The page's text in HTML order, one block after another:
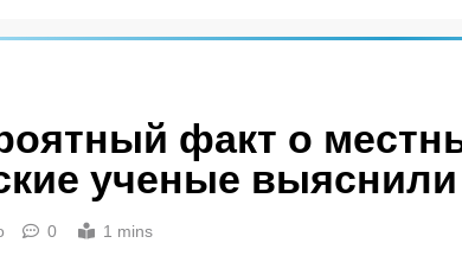
факт о
ученые выяснили
0 1 mins